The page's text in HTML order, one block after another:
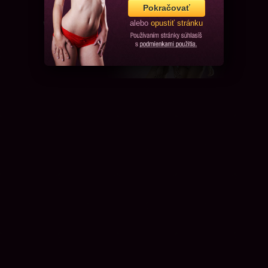
Pokračovať
alebo opustiť stránku